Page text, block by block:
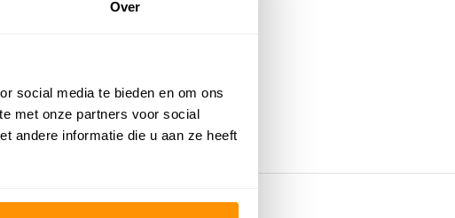
Over
social media te bieden en om ons
met onze partners voor social
andere informatie die u aan ze heeft